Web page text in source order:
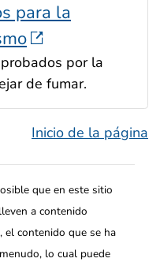
para la
por la
de fumar.
Inicio de la página
que en este sitio
a contenido
contenido que se ha
lo cual puede